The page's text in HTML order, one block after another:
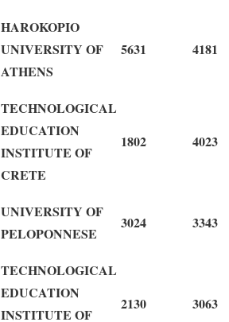
HAROKOPIO
UNIVERSITY OF
ATHENS
5631 4181
TECHNOLOGICAL
EDUCATION
INSTITUTE OF
CRETE
1802 4023
UNIVERSITY OF
PELOPONNESE
3024 3343
TECHNOLOGICAL
EDUCATION
INSTITUTE OF
2130 3063